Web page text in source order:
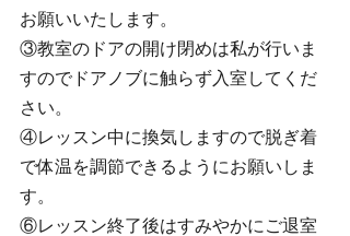
お願いいたします。
③教室のドアの開け閉めは私が行いま
すのでドアノブに触らず入室してくだ
さい。
④レッスン中に換気しますので脱ぎ着
で体温を調節できるようにお願いしま
す。
⑥レッスン終了後はすみやかにご退室